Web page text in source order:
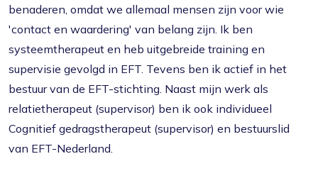
benaderen, omdat we allemaal mensen zijn voor wie
'contact en waardering' van belang zijn. Ik ben
systeemtherapeut en heb uitgebreide training en
supervisie gevolgd in EFT. Tevens ben ik actief in het
bestuur van de EFT-stichting. Naast mijn werk als
relatietherapeut (supervisor) ben ik ook individueel
Cognitief gedragstherapeut (supervisor) en bestuurslid
van EFT-Nederland.